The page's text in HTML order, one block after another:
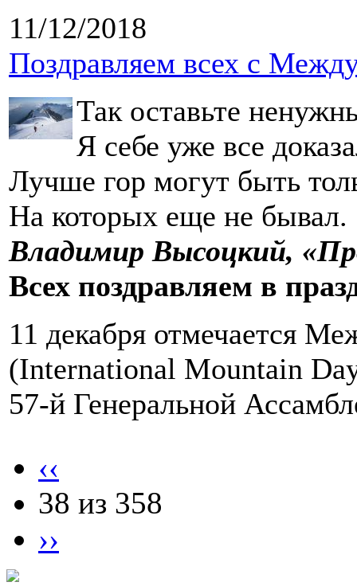
11/12/2018
Поздравляем всех с
Так оставьте
Я себе уже все
Лучше гор могут быть
На которых еще не бывал.
Владимир Высоцкий,
Всех поздравляем в
11 декабря отмечается
(International Mountain
57-й Генеральной
‹‹
38 из 358
››